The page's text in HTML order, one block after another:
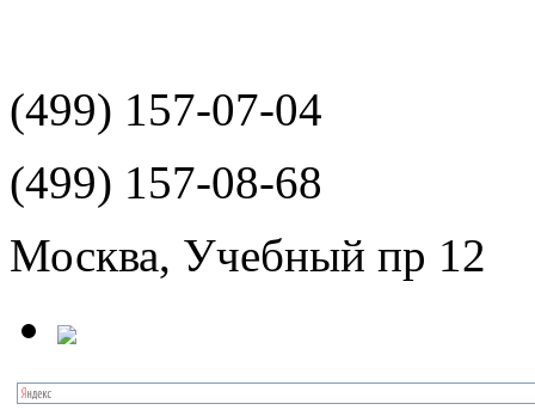
(499) 157-07-04
(499) 157-08-68
Москва, Учебный пр 12